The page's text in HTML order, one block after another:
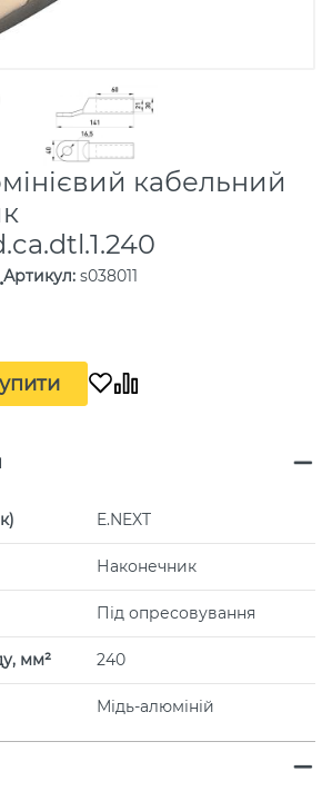
кабельний
Артикул: s038011
E.NEXT
Наконечник
Під опресовування
мм² 240
Мідь-алюміній